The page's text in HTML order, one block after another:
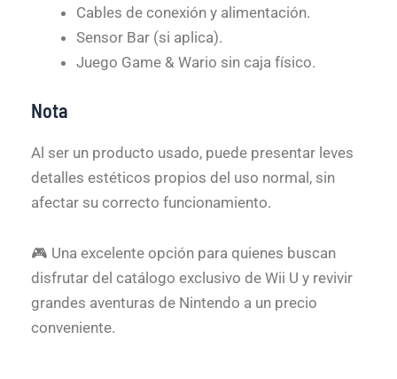
Cables de conexión y alimentación.
Sensor Bar (si aplica).
Juego Game & Wario sin caja físico.
Nota
Al ser un producto usado, puede presentar leves
detalles estéticos propios del uso normal, sin
afectar su correcto funcionamiento.
🎮 Una excelente opción para quienes buscan
disfrutar del catálogo exclusivo de Wii U y revivir
grandes aventuras de Nintendo a un precio
conveniente.